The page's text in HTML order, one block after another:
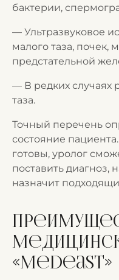
бактерии,
— Ультразвуковое
малого таза, почек,
предстательной
— В редких случаях
таза.
Точный перечень
состояние
готовы, уролог
поставить диагноз,
назначит
«Medeast»